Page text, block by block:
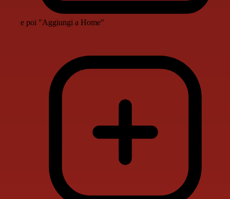
e poi "Aggiungi a Home"